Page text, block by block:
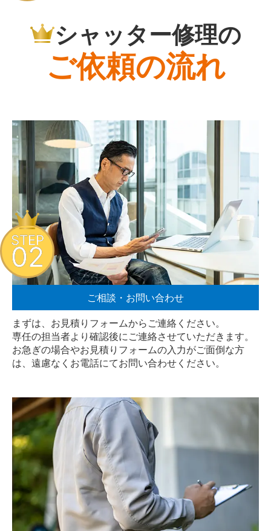
シャッター修理の
ご依頼の流れ
ご相談・お問い合わせ
まずは、お見積りフォームからご連絡ください。
専任の担当者より確認後にご連絡させていただきます。
お急ぎの場合やお見積りフォームの入力がご面倒な方
は、遠慮なく お電話にてお問い合わせください。
STEP
02